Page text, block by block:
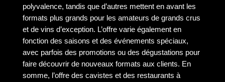
polyvalence, tandis que d’autres mettent en avant les
formats plus grands pour les amateurs de grands crus
et de vins d’exception. L’offre varie également en
fonction des saisons et des événements spéciaux,
avec parfois des promotions ou des dégustations pour
faire découvrir de nouveaux formats aux clients. En
somme, l’offre des cavistes et des restaurants à